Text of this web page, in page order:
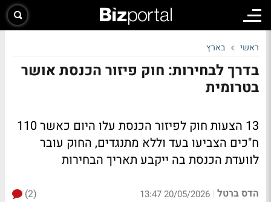
ראשי בארץ
בדרך לבחירות: חוק פיזור הכנסת אושר
בטרומית
13 הצעות חוק לפיזור הכנסת עלו היום כאשר 110
ח"כים הצביעו בעד וללא מתנגדים, החוק עובר
לוועדת הכנסת בה ייקבע תאריך הבחירות
הדס ברטל |
20/05/2026 13:47
(2)